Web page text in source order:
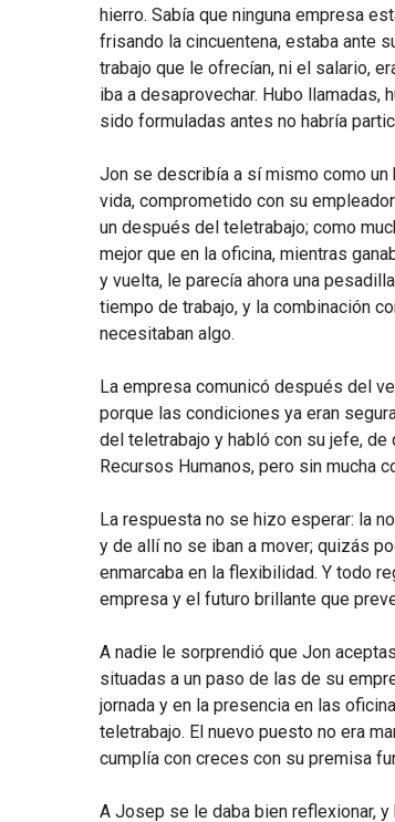
hierro. Sabía que ninguna empresa
frisando la cincuentena, estaba ante
trabajo que le ofrecían, ni el salario,
iba a desaprovechar. Hubo
sido formuladas antes no habría
Jon se describía a sí mismo como
vida, comprometido con su
un después del teletrabajo; como
mejor que en la oficina, mientras
y vuelta, le parecía ahora una
tiempo de trabajo, y la combinación
necesitaban algo.
La empresa comunicó después del
porque las condiciones ya eran
del teletrabajo y habló con su jefe,
Recursos Humanos, pero sin mucha
La respuesta no se hizo esperar: la
y de allí no se iban a mover; quizás
enmarcaba en la flexibilidad. Y todo
empresa y el futuro brillante que
A nadie le sorprendió que Jon
situadas a un paso de las de su
jornada y en la presencia en las
teletrabajo. El nuevo puesto no era
cumplía con creces con su premisa
A Josep se le daba bien reflexionar,